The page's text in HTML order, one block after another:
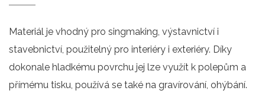
Materiál je vhodný pro singmaking, výstavnictví i
stavebnictví, použitelný pro interiéry i exteriéry. Díky
dokonale hladkému povrchu jej lze využít k polepům a
přímému tisku, používá se také na gravírování, ohýbání.